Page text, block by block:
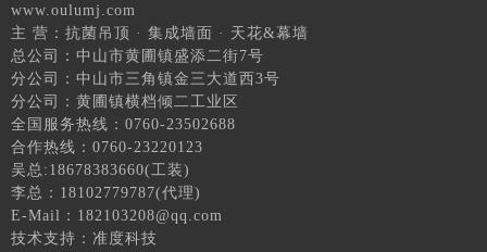
www.oulumj.com
主 营：抗菌吊顶 · 集成墙面 · 天花&幕墙
总公司：中山市黄圃镇盛添二街7号
分公司：中山市三角镇金三大道西3号
分公司：黄圃镇横档倾二工业区
全国服务热线：0760-23502688
合作热线：0760-23220123
吴总:18678383660(工装)
李总：18102779787(代理)
E-Mail：182103208@qq.com
技术支持： 准度科技